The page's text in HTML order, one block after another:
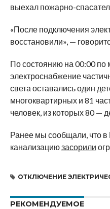
выехал пожарно-
«После подключения
восстановили», —
По состоянию на 00:00 по
электроснабжение
света оставались один
многоквартирных и 81
человек, из которых 80 —
Ранее мы сообщали, что
канализациюзасорили
ОТКЛЮЧЕНИЕ
РЕКОМЕНДУЕМОЕ